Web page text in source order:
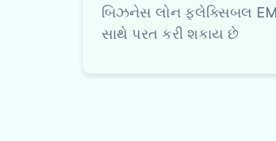
બિઝનેસ લોન ફ્લેક્સિબલ
સાથે પરત કરી શકાય છે